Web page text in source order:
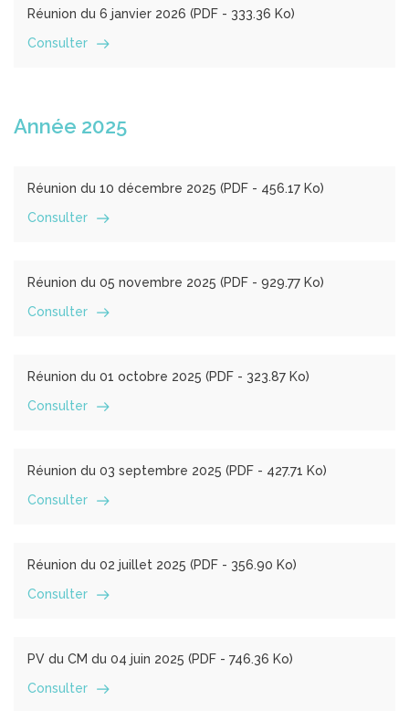
Réunion du 6 janvier 2026 (PDF - 333.36 Ko)
Consulter
Année 2025
Réunion du 10 décembre 2025 (PDF - 456.17 Ko)
Consulter
Réunion du 05 novembre 2025 (PDF - 929.77 Ko)
Consulter
Réunion du 01 octobre 2025 (PDF - 323.87 Ko)
Consulter
Réunion du 03 septembre 2025 (PDF - 427.71 Ko)
Consulter
Réunion du 02 juillet 2025 (PDF - 356.90 Ko)
Consulter
PV du CM du 04 juin 2025 (PDF - 746.36 Ko)
Consulter